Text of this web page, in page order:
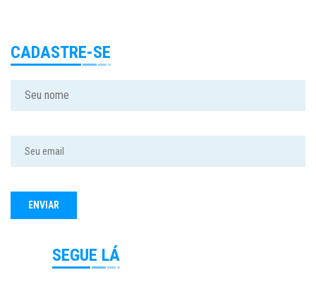
CADASTRE-SE
SEGUE LÁ